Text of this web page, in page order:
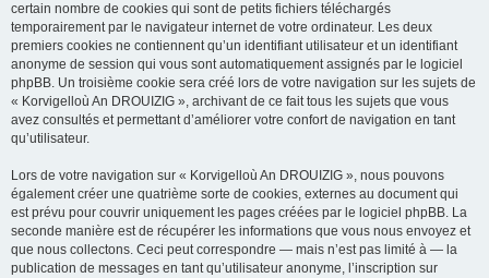
certain nombre de cookies qui sont de petits fichiers téléchargés
temporairement par le navigateur internet de votre ordinateur. Les deux
premiers cookies ne contiennent qu’un identifiant utilisateur et un identifiant
anonyme de session qui vous sont automatiquement assignés par le logiciel
phpBB. Un troisième cookie sera créé lors de votre navigation sur les sujets de
« Korvigelloù An DROUIZIG », archivant de ce fait tous les sujets que vous
avez consultés et permettant d’améliorer votre confort de navigation en tant
qu’utilisateur.
Lors de votre navigation sur « Korvigelloù An DROUIZIG », nous pouvons
également créer une quatrième sorte de cookies, externes au document qui
est prévu pour couvrir uniquement les pages créées par le logiciel phpBB. La
seconde manière est de récupérer les informations que vous nous envoyez et
que nous collectons. Ceci peut correspondre — mais n’est pas limité à — la
publication de messages en tant qu’utilisateur anonyme, l’inscription sur